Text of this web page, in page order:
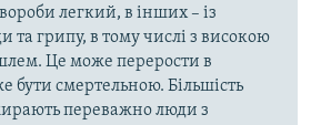
легкий, в інших – із
та грипу, в тому числі з високою
Це може перерости в
смертельною. Більшість
переважно люди з